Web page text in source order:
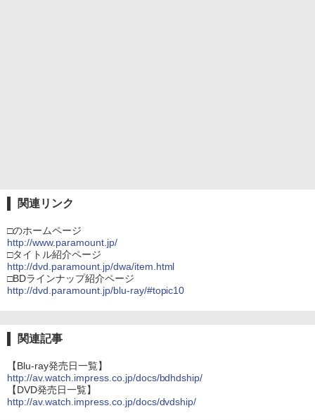
関連リンク
□のホームページ
http://www.paramount.jp/
□タイトル紹介ページ
http://dvd.paramount.jp/dwa/item.html
□BDラインナップ紹介ページ
http://dvd.paramount.jp/blu-ray/#topic10
関連記事
【Blu-ray発売日一覧】
http://av.watch.impress.co.jp/docs/bdhdship/
【DVD発売日一覧】
http://av.watch.impress.co.jp/docs/dvdship/